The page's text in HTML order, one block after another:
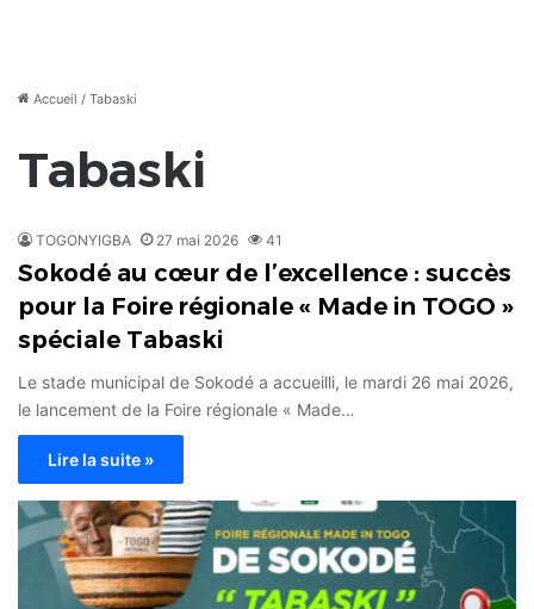
Accueil / Tabaski
Tabaski
TOGONYIGBA 27 mai 2026 41
Sokodé au cœur de l’excellence : succès
pour la Foire régionale « Made in TOGO »
spéciale Tabaski
Le stade municipal de Sokodé a accueilli, le mardi 26 mai 2026,
le lancement de la Foire régionale « Made…
Lire la suite »